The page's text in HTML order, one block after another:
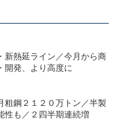
新熱延ライン／今月から商
開発、より高度に
粗鋼２１２０万トン／半製
性も／２四半期連続増